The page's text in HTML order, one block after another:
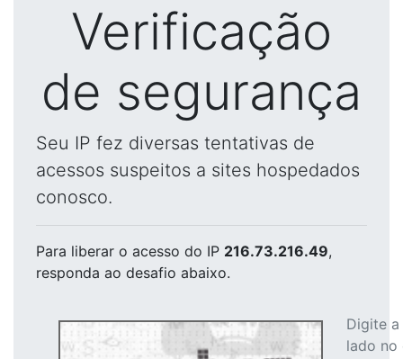
Verificação
de segurança
Seu IP fez diversas tentativas de
acessos suspeitos a sites hospedados
conosco.
Para liberar o acesso do IP 216.73.216.49,
responda ao desafio abaixo.
Digite
lado no